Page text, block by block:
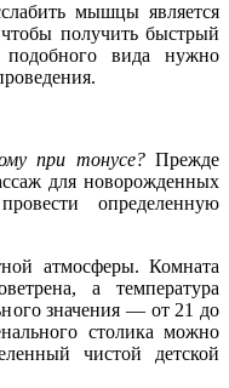
мышцы является
получить быстрый
вида нужно
при тонусе?Прежде
для новорожденных
определенную
атмосферы. Комната
а температура
значения — от 21 до
столика можно
чистой детской